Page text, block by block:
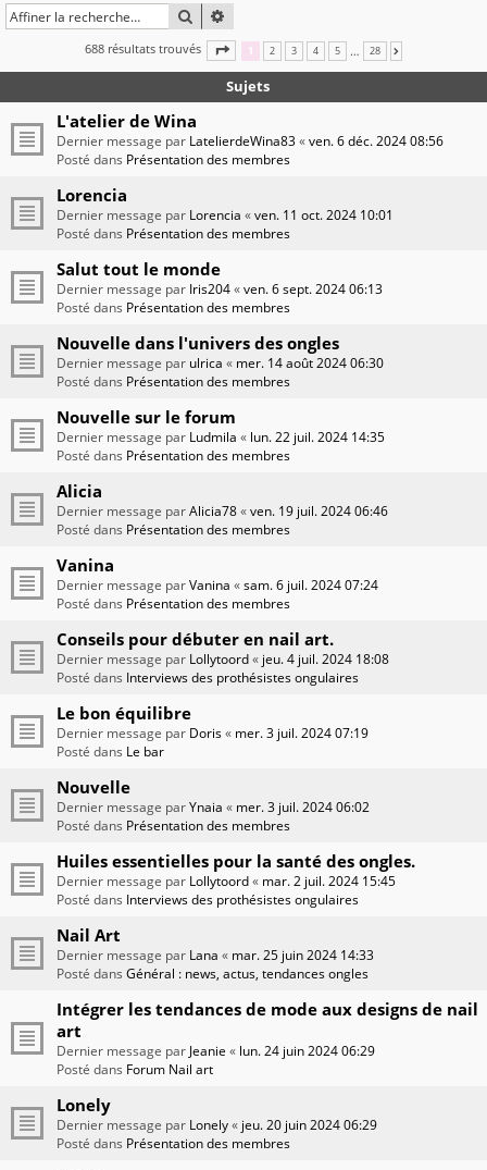
RECHERCHER
688 résultats trouvés PAGE SUR 28
1 2 3 4 5 … 28
Sujets
L'atelier de Wina
Dernier message par LatelierdeWina83«ven. 6 déc. 2024 08:56
Posté dans Présentation des membres
Lorencia
Dernier message par Lorencia «ven. 11 oct. 2024 10:01
Posté dans Présentation des membres
Salut tout le monde
Dernier message par Iris204«ven. 6 sept. 2024 06:13
Posté dans Présentation des membres
Nouvelle dans l'univers des ongles
Dernier message par ulrica « mer. 14 août 2024 06:30
Posté dans Présentation des membres
Nouvelle sur le forum
Dernier message par Ludmila « lun. 22 juil. 2024 14:35
Posté dans Présentation des membres
Alicia
Dernier message parAlicia78«ven. 19 juil. 2024 06:46
Posté dans Présentation des membres
Vanina
Dernier message parVanina «sam. 6 juil. 2024 07:24
Posté dans Présentation des membres
Conseils pour débuter en nail art.
Dernier message par Lollytoord« jeu. 4 juil. 2024 18:08
Posté dans Interviews des prothésistes ongulaires
Le bon équilibre
Dernier message par Doris« mer. 3 juil. 2024 07:19
Posté dans Le bar
Nouvelle
Dernier message parYnaia « mer. 3 juil. 2024 06:02
Posté dans Présentation des membres
Huiles essentielles pour la santé des ongles.
Dernier message par Lollytoord« mar. 2 juil. 2024 15:45
Posté dans Interviews des prothésistes ongulaires
Nail Art
Dernier message par Lana « mar. 25 juin 2024 14:33
Posté dans Général : news, actus, tendances ongles
Intégrer les tendances de mode aux designs de nail
art
Dernier message par Jeanie « lun. 24 juin 2024 06:29
Posté dans Forum Nail art
Lonely
Dernier message par Lonely« jeu. 20 juin 2024 06:29
Posté dans Présentation des membres